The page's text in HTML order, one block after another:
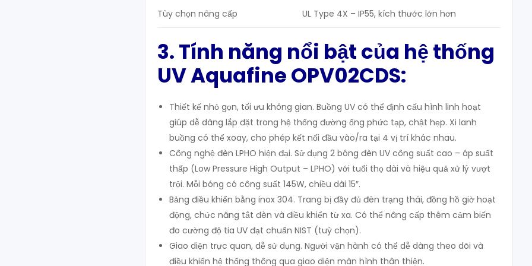
Tùy chọn nâng cấp UL Type 4X – IP55, kích thước lớn hơn
3. Tính năng nổi bậtcủa hệ thống
UV Aquafine OPV02CDS:
Thiết kế nhỏ gọn, tối ưu không gian. Buồng UV có thể định cấu hình linh hoạt
giúp dễ dàng lắp đặt trong hệ thống đường ống phức tạp, chật hẹp. Xi lanh
buồng có thể xoay, cho phép kết nối đầu vào/ra tại 4 vị trí khác nhau.
Công nghệ đèn LPHO hiện đại. Sử dụng 2 bóng đèn UV công suất cao – áp suất
thấp (Low Pressure High Output – LPHO) với tuổi thọ dài và hiệu quả xử lý vượt
trội. Mỗi bóng có công suất 145W, chiều dài 15″.
Bảng điều khiển bằng inox 304. Trang bị đầy đủ đèn trạng thái, đồng hồ giờ hoạt
động, chức năng tắt đèn và điều khiển từ xa. Có thể nâng cấp thêm cảm biến
đo cường độ tia UV đạt chuẩn NIST (tuỳ chọn).
Giao diện trực quan, dễ sử dụng. Người vận hành có thể dễ dàng theo dõi và
điều khiển hệ thống thông qua giao diện màn hình thân thiện.